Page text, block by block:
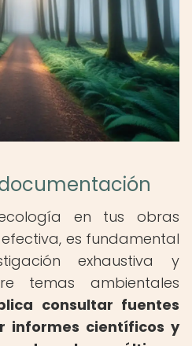
en tus obras
es fundamental
exhaustiva y
temas ambientales
consultar fuentes
informes científicos y